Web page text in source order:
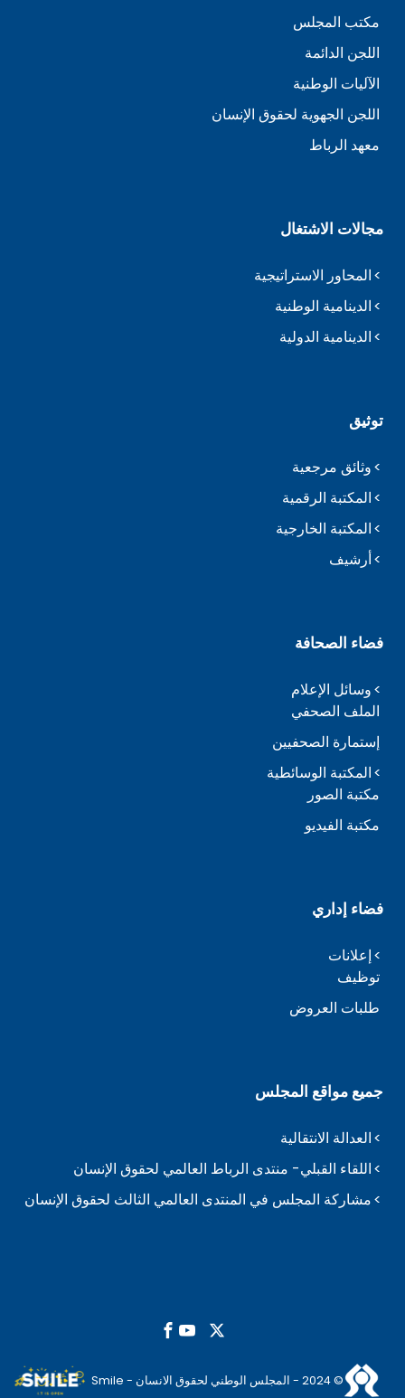
مكتب المجلس
اللجن الدائمة
الآليات الوطنية
اللجن الجهوية لحقوق الإنسان
معهد الرباط
مجالات الاشتغال
المحاور الاستراتيجية
الدينامية الوطنية
الدينامية الدولية
توثيق
وثائق مرجعية
المكتبة الرقمية
المكتبة الخارجية
أرشيف
فضاء الصحافة
وسائل الإعلام
الملف الصحفي
إستمارة الصحفيين
المكتبة الوسائطية
مكتبة الصور
مكتبة الفيديو
فضاء إداري
إعلانات
توظيف
طلبات العروض
جميع مواقع المجلس
العدالة الانتقالية
اللقاء القبلي- منتدى الرباط العالمي لحقوق الإنسان
مشاركة المجلس في المنتدى العالمي الثالث لحقوق الإنسان
© 2024 - المجلس الوطني لحقوق الانسان - Smile